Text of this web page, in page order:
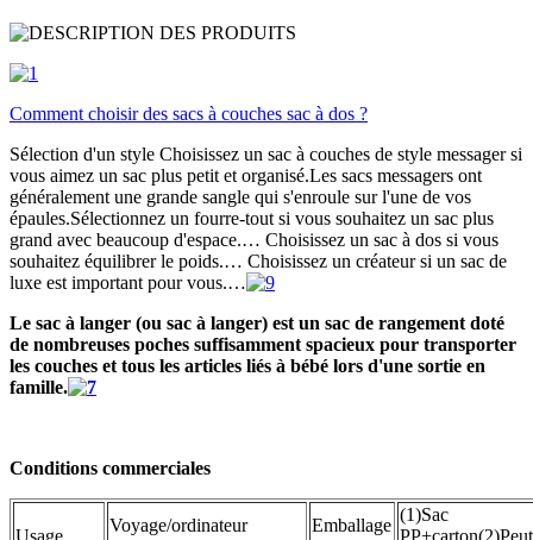
Comment choisir des sacs à couches sac à dos ?
Sélection d'un style Choisissez un sac à couches de style messager si
vous aimez un sac plus petit et organisé.Les sacs messagers ont
généralement une grande sangle qui s'enroule sur l'une de vos
épaules.Sélectionnez un fourre-tout si vous souhaitez un sac plus
grand avec beaucoup d'espace.… Choisissez un sac à dos si vous
souhaitez équilibrer le poids.… Choisissez un créateur si un sac de
luxe est important pour vous.…
Le sac à langer (ou sac à langer) est un sac de rangement doté
de nombreuses poches suffisamment spacieux pour transporter
les couches et tous les articles liés à bébé lors d'une sortie en
famille.
Conditions commerciales
Usage
Voyage/ordinateur
Emballage
(1)Sac
PP+carton(2)Peut